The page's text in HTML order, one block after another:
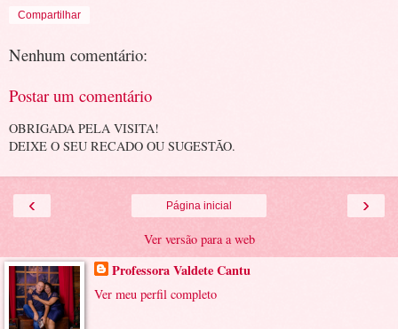
Compartilhar
Nenhum comentário:
Postar um comentário
OBRIGADA PELA VISITA!
DEIXE O SEU RECADO OU SUGESTÃO.
‹ ›
Página inicial
Ver versão para a web
Professora Valdete Cantu
Ver meu perfil completo